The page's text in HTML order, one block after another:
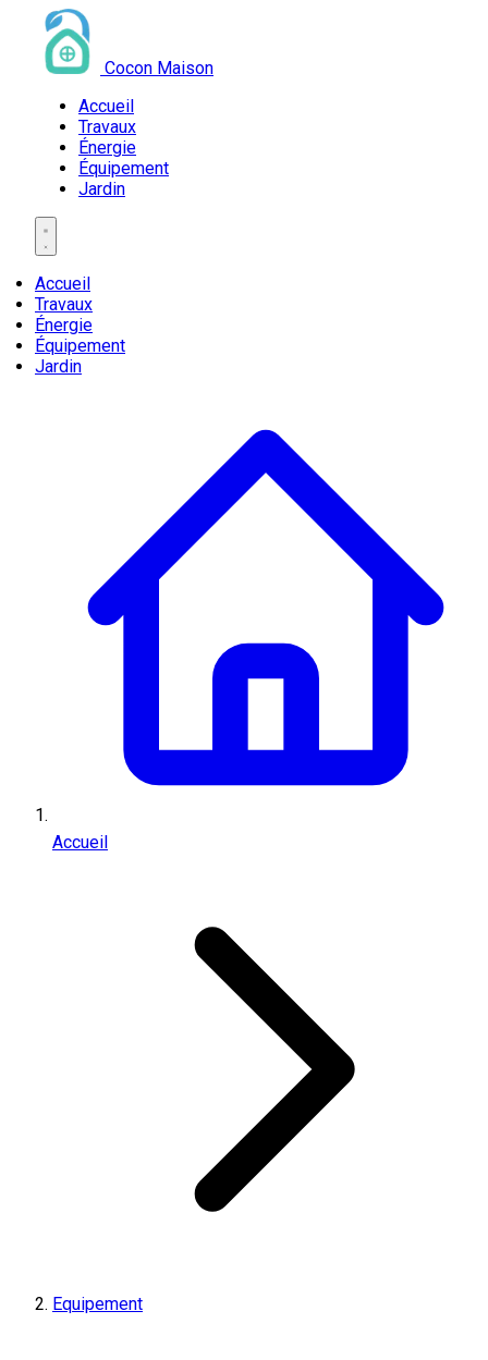
Cocon Maison
Accueil
Travaux
Énergie
Équipement
Jardin
Accueil
Travaux
Énergie
Équipement
Jardin
Accueil
Equipement